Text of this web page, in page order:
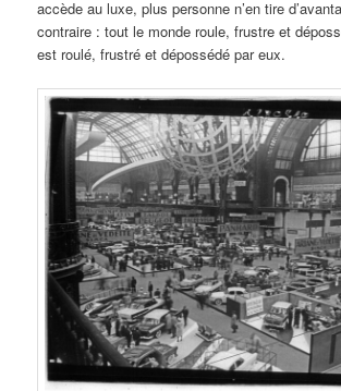
accède au luxe, plus personne n’en tire
contraire : tout le monde roule, frustre et
est roulé, frustré et dépossédé par eux.